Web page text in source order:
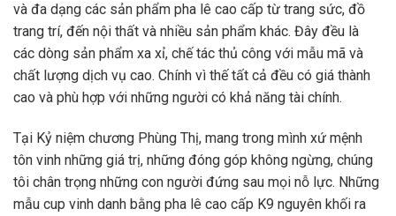
và đa dạng các sản phẩm pha lê cao cấp từ trang sức, đồ
trang trí, đến nội thất và nhiều sản phẩm khác. Đây đều là
các dòng sản phẩm xa xỉ, chế tác thủ công với mẫu mã và
chất lượng dịch vụ cao. Chính vì thế tất cả đều có giá thành
cao và phù hợp với những người có khả năng tài chính.
Tại Kỷ niệm chương Phùng Thị, mang trong mình xứ mệnh
tôn vinh những giá trị, những đóng góp không ngừng, chúng
tôi chân trọng những con người đứng sau mọi nỗ lực. Những
mẫu cup vinh danh bằng pha lê cao cấp K9 nguyên khối ra